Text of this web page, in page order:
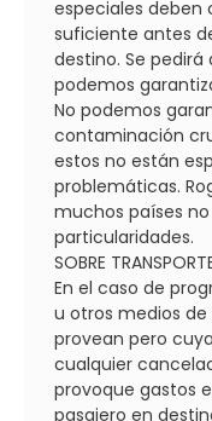
especiales
suficiente antes
destino. Se
podemos
No podemos
contaminación
estos no están
problemáticas.
muchos países
particularidades.
SOBRE
En el caso de
u otros medios
provean pero
cualquier
provoque gastos
pasajero en